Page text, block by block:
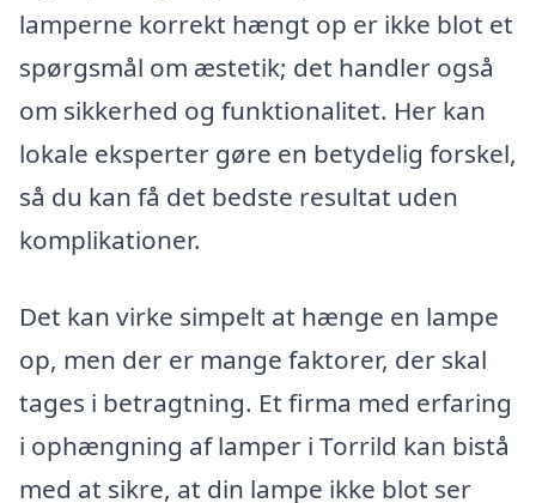
lamperne korrekt hængt op er ikke blot et
spørgsmål om æstetik; det handler også
om sikkerhed og funktionalitet. Her kan
lokale eksperter gøre en betydelig forskel,
så du kan få det bedste resultat uden
komplikationer.
Det kan virke simpelt at hænge en lampe
op, men der er mange faktorer, der skal
tages i betragtning. Et firma med erfaring
i ophængning af lamper i Torrild kan bistå
med at sikre, at din lampe ikke blot ser